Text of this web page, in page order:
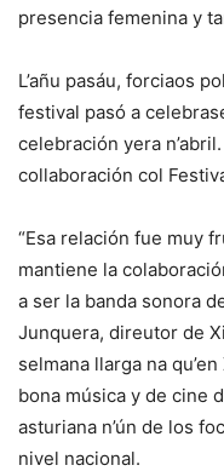
presencia femenina y
L’añu pasáu, forciaos
festival pasó a
celebración yera
collaboración col
“Esa relación fue muy
mantiene la
a ser la banda sonora
Junquera, direutor de
selmana llarga na
bona música y de cine
asturiana n’ún de los
nivel nacional.